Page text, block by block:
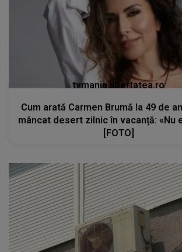
tvmania.libertatea.ro
Cum arată Carmen Brumă la 49 de
mâncat desert zilnic în vacanță: «Nu
[FOTO]